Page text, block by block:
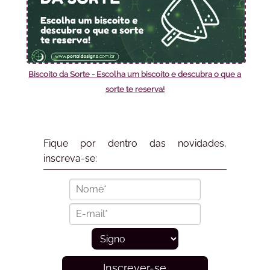
Biscoito da Sorte - Escolha um biscoito e descubra o que a
sorte te reserva!
Fique por dentro das novidades,
inscreva-se: